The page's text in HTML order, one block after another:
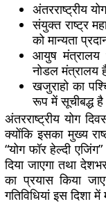
अंतरराष्ट्रीय
संयुक्त राष्ट्र
को मान्यता
आयुष मंत्रालय
नोडल मंत्रालय
खजुराहो का
रूप में सूचीबद्ध
अंतरराष्ट्रीय योग
क्योंकि इसका मुख्य
“योग फॉर हेल्दी
दिया जाएगा तथा
का प्रयास किया
गतिविधियां इस दिशा में